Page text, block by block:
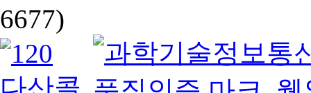
6677)